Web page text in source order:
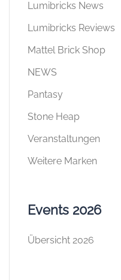
Lumibricks News
Lumibricks Reviews
Mattel Brick Shop
NEWS
Pantasy
Stone Heap
Veranstaltungen
Weitere Marken
Events 2026
Übersicht 2026